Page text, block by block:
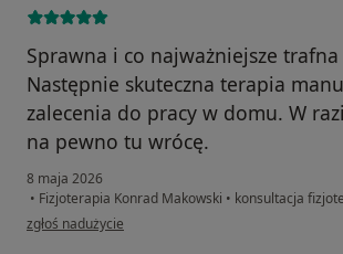
Sprawna i co najważniejsze
Następnie skuteczna terapia
zalecenia do pracy w domu. W
na pewno tu wrócę.
8 maja 2026
• Fizjoterapia Konrad Makowski • konsultacja
w opinii użytkownika Tomasz
zgłoś nadużycie